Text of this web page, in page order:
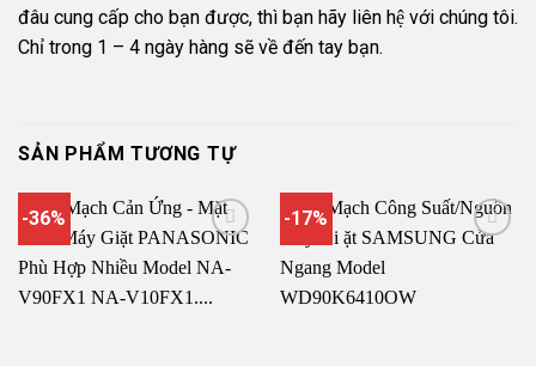
đâu cung cấp cho bạn được, thì bạn hãy liên hệ với chúng tôi.
Chỉ trong 1 – 4 ngày hàng sẽ về đến tay bạn.
SẢN PHẨM TƯƠNG TỰ
-36% -17%